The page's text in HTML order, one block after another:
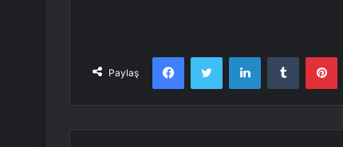
Paylaş
FacebookTwitter LinkedInTumblr